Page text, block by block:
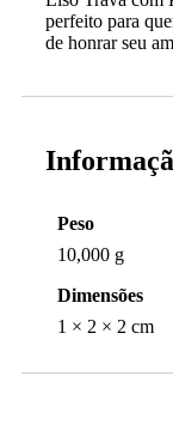
perfeito para
de honrar seu
Peso
10,000 g
Dimensões
1 × 2 × 2 cm